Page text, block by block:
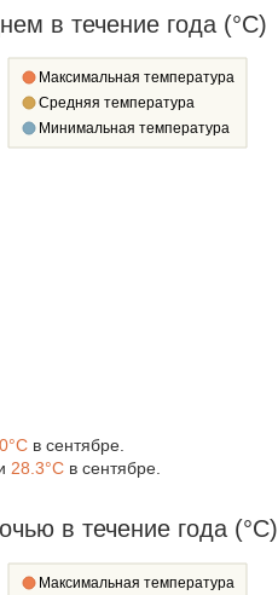
в течение года (°C)
Максимальная температура
Средняя температура
Минимальная температура
в сентябре.
28.3°C в сентябре.
в течение года (°C)
Максимальная температура